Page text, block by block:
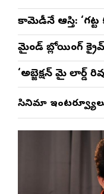
కామెడీనే ఆస్తి: ‘గట్ట
మైండ్ బ్లోయింగ్ క్రైమ్
‘అబ్జెక్ష‌న్ మై లార్డ్
సినిమా